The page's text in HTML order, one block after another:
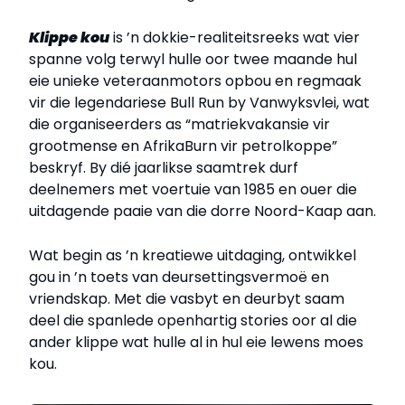
Klippe kouis ’n dokkie-realiteitsreeks wat vier
spanne volg terwyl hulle oor twee maande hul
eie unieke veteraanmotors opbou en regmaak
vir die legendariese Bull Run by Vanwyksvlei, wat
die organiseerders as “matriekvakansie vir
grootmense en AfrikaBurn vir petrolkoppe”
beskryf. By dié jaarlikse saamtrek durf
deelnemers met voertuie van 1985 en ouer die
uitdagende paaie van die dorre Noord-Kaap aan.
Wat begin as ’n kreatiewe uitdaging, ontwikkel
gou in ’n toets van deursettingsvermoë en
vriendskap. Met die vasbyt en deurbyt saam
deel die spanlede openhartig stories oor al die
ander klippe wat hulle al in hul eie lewens moes
kou.